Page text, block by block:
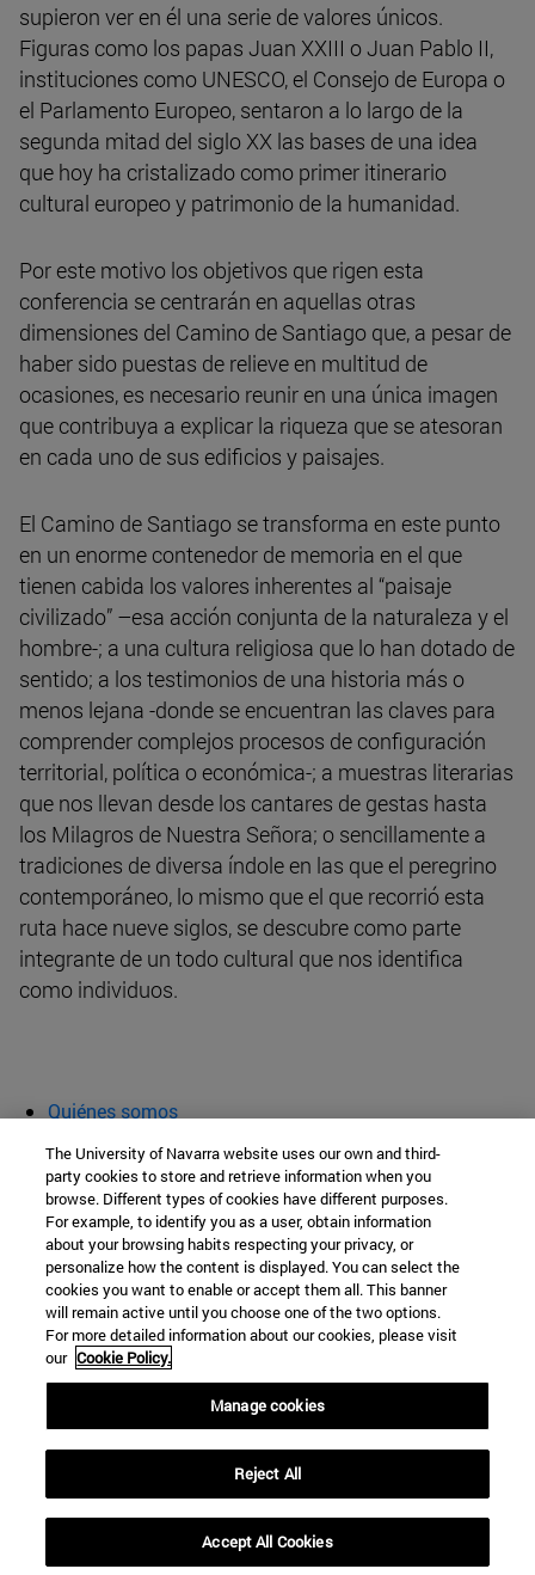
supieron ver en él una serie de valores únicos.
Figuras como los papas Juan XXIII o Juan Pablo II,
instituciones como UNESCO, el Consejo de Europa o
el Parlamento Europeo, sentaron a lo largo de la
segunda mitad del siglo XX las bases de una idea
que hoy ha cristalizado como primer itinerario
cultural europeo y patrimonio de la humanidad.
Por este motivo los objetivos que rigen esta
conferencia se centrarán en aquellas otras
dimensiones del Camino de Santiago que, a pesar de
haber sido puestas de relieve en multitud de
ocasiones, es necesario reunir en una única imagen
que contribuya a explicar la riqueza que se atesoran
en cada uno de sus edificios y paisajes.
El Camino de Santiago se transforma en este punto
en un enorme contenedor de memoria en el que
tienen cabida los valores inherentes al “paisaje
civilizado” –esa acción conjunta de la naturaleza y el
hombre-; a una cultura religiosa que lo han dotado de
sentido; a los testimonios de una historia más o
menos lejana -donde se encuentran las claves para
comprender complejos procesos de configuración
territorial, política o económica-; a muestras literarias
que nos llevan desde los cantares de gestas hasta
los Milagros de Nuestra Señora; o sencillamente a
tradiciones de diversa índole en las que el peregrino
contemporáneo, lo mismo que el que recorrió esta
ruta hace nueve siglos, se descubre como parte
integrante de un todo cultural que nos identifica
como individuos.
Quiénes somos
Aula abierta
Cátedra de Patrimonio y Arte Navarro
Facultad de Filosofía y Letras
Campus Universitario s/n
Navarra
España
Tel. +34 948 42 56 00
The University of Navarra website uses our own and third-
party cookies to store and retrieve information when you
browse. Different types of cookies have different purposes.
For example, to identify you as a user, obtain information
about your browsing habits respecting your privacy, or
personalize how the content is displayed. You can select the
cookies you want to enable or accept them all. This banner
will remain active until you choose one of the two options.
For more detailed information about our cookies, please visit
our Cookie Policy.
Manage cookies
Reject All
Accept All Cookies